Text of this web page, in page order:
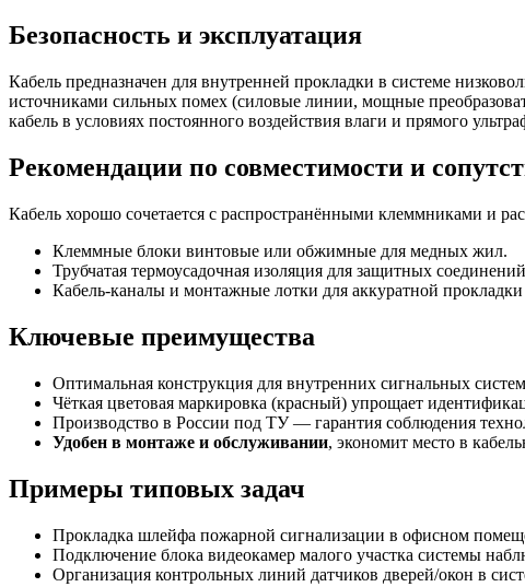
Безопасность и эксплуатация
Кабель предназначен для внутренней прокладки в системе
источниками сильных помех (силовые линии, мощные
кабель в условиях постоянного воздействия влаги и прямого
Рекомендации по совместимости и
Кабель хорошо сочетается с распространёнными клеммниками и
Клеммные блоки винтовые или обжимные для медных жил.
Трубчатая термоусадочная изоляция для защитных
Кабель-каналы и монтажные лотки для аккуратной
Ключевые преимущества
Оптимальная конструкция для внутренних сигнальных
Чёткая цветовая маркировка (красный) упрощает
Производство в России под ТУ — гарантия соблюдения
Удобен в монтаже и обслуживании, экономит место в
Примеры типовых задач
Прокладка шлейфа пожарной сигнализации в офисном
Подключение блока видеокамер малого участка системы
Организация контрольных линий датчиков дверей/окон в